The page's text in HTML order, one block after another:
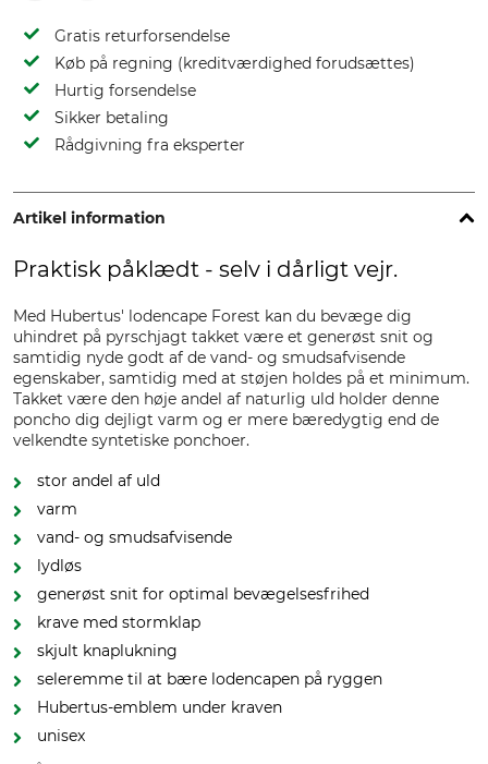
Gratis returforsendelse
Køb på regning (kreditværdighed forudsættes)
Hurtig forsendelse
Sikker betaling
Rådgivning fra eksperter
Artikel information
Praktisk påklædt - selv i dårligt vejr.
Med Hubertus' lodencape Forest kan du bevæge dig
uhindret på pyrschjagt takket være et generøst snit og
samtidig nyde godt af de vand- og smudsafvisende
egenskaber, samtidig med at støjen holdes på et minimum.
Takket være den høje andel af naturlig uld holder denne
poncho dig dejligt varm og er mere bæredygtig end de
velkendte syntetiske ponchoer.
stor andel af uld
varm
vand- og smudsafvisende
lydløs
generøst snit for optimal bevægelsesfrihed
krave med stormklap
skjult knaplukning
seleremme til at bære lodencapen på ryggen
Hubertus-emblem under kraven
unisex